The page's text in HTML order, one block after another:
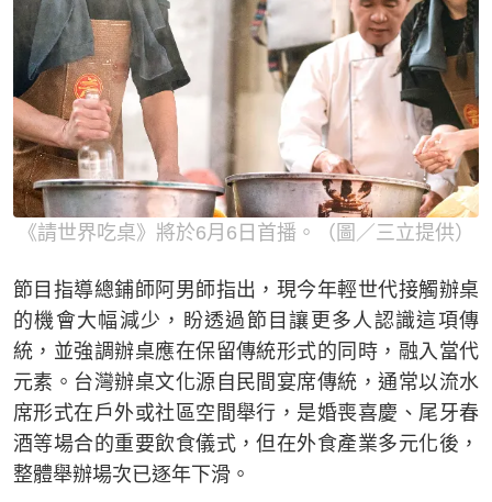
《請世界吃桌》將於6月6日首播。（圖／三立提供）
節目指導總鋪師阿男師指出，現今年輕世代接觸辦桌
的機會大幅減少，盼透過節目讓更多人認識這項傳
統，並強調辦桌應在保留傳統形式的同時，融入當代
元素。台灣辦桌文化源自民間宴席傳統，通常以流水
席形式在戶外或社區空間舉行，是婚喪喜慶、尾牙春
酒等場合的重要飲食儀式，但在外食產業多元化後，
整體舉辦場次已逐年下滑。